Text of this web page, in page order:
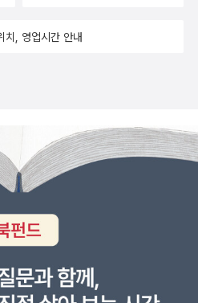
천당을 좋아했던 아이들이라
다. 무더위에 지쳐서 시원함이 필요
에도 좋을 것 같네요. 저도 아이들
니다.출판사로부터 도서를 제공받
다카페
치, 영업시간 안내